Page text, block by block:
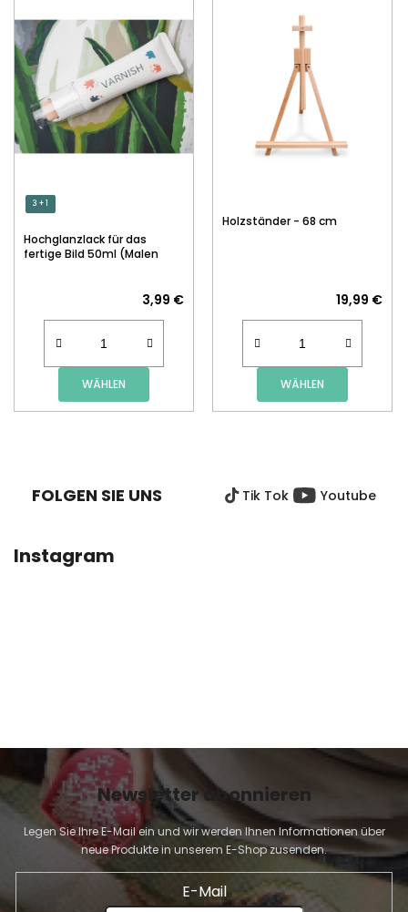
3 + 1
Hochglanzlack für das
fertige Bild 50ml (Malen
3,99 €
WÄHLEN
Holzständer - 68 cm
19,99 €
WÄHLEN
FOLGEN SIE UNS Tik Tok Youtube
Instagram
Newsletter abonnieren
Legen Sie Ihre E-Mail ein und wir werden Ihnen Informationen über
neue Produkte in unserem E-Shop zusenden.
E-Mail